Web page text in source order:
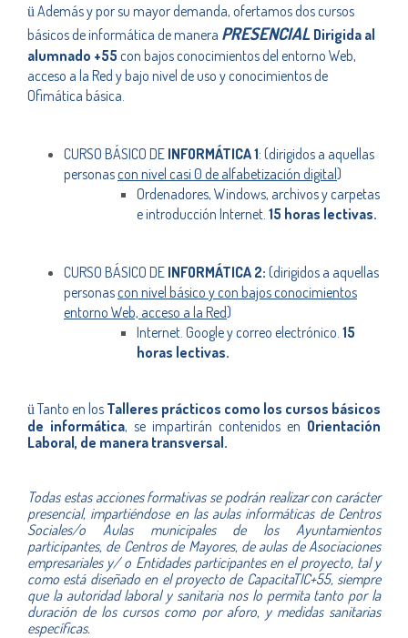
ü Además y por su mayor demanda, ofertamos dos cursos
básicos de informática de manera PRESENCIAL Dirigida al
alumnado +55 con bajos conocimientos del entorno Web,
acceso a la Red y bajo nivel de uso y conocimientos de
Ofimática básica.
CURSO BÁSICO DE INFORMÁTICA 1: (dirigidos a aquellas
personascon nivel casi 0 de alfabetización digital)
Ordenadores, Windows, archivos y carpetas
e introducción Internet. 15 horas lectivas.
CURSO BÁSICO DE INFORMÁTICA 2: (dirigidos a aquellas
personascon nivel básico y con bajos conocimientos
entorno Web, acceso a la Red)
Internet. Google y correo electrónico. 15
horas lectivas.
ü Tanto en los Talleres prácticos como los cursos básicos
de informática, se impartirán contenidos en Orientación
Laboral, de manera transversal.
Todas estas acciones formativas se podrán realizar con carácter
presencial, impartiéndose en las aulas informáticas de Centros
Sociales/o Aulas municipales de los Ayuntamientos
participantes, de Centros de Mayores, de aulas de Asociaciones
empresariales y/ o Entidades participantes en el proyecto, tal y
como está diseñado en el proyecto de CapacitaTIC+55, siempre
que la autoridad laboral y sanitaria nos lo permita tanto por la
duración de los cursos como por aforo, y medidas sanitarias
específicas.